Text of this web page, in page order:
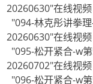
20260630"在线视频
"094-林克彤讲拳
20260630"在线视频
"095-松开紧合-w
20260702"在线视频
"096-松开紧合-w